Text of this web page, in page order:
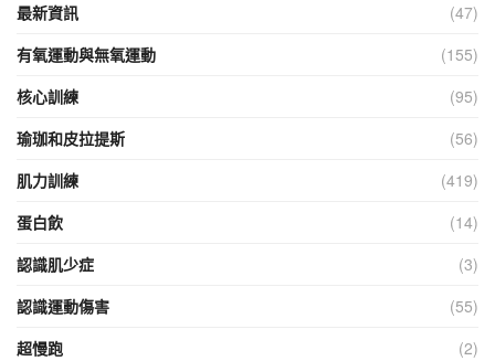
最新資訊
(47)
有氧運動與無氧運動
(155)
核心訓練
(95)
瑜珈和皮拉提斯
(56)
肌力訓練
(419)
蛋白飲
(14)
認識肌少症
(3)
認識運動傷害
(55)
超慢跑
(2)